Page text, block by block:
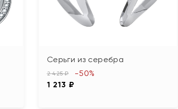
Серьги из серебра
2 425 ₽
1 213 ₽
-50%